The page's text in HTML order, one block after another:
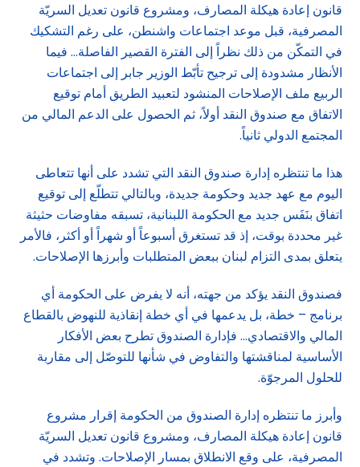
قانون إعادة هيكلة المصارف، ومشروع قانون تعديل السريّة
المصرفية، قبل موعد اجتماعات واشنطن، على رغم التشكيك
في التمكّن من ذلك نظراً إلى الفترة القصير الفاصلة… فيما
الأنظار مشدودة إلى ترجيح تأبّط الوزير جابر إلى اجتماعات
الربيع ملف الإصلاحات المنشود لتعبيد الطريق أمام توقيع
الاتفاق مع صندوق النقد أولاً، ثم الحصول على الدعم المالي من
المجتمع الدولي ثانياً.
هذا ما تنتظره إدارة صندوق النقد التي تشدد على أنها تتعاطى
اليوم مع عهد جديد وحكومة جديدة، وبالتالي تتطلّع إلى توقيع
اتفاق بنَفَس جديد مع الحكومة اللبنانية، تسبقه مفاوضات حثيثة
غير محددة بوقت، إذ قد تستغرق أسبوعاً أو شهراً أو أكثر، فالأمر
يتعلق بمدى التزام لبنان ببعض المتطلبات وأبرزها الإصلاحات.
فصندوق النقد يؤكد من جهته، أنه لا يفرض على الحكومة أي
برنامج – خطة، بل يدعمها في أي خطة إنقاذية للنهوض بالقطاع
المالي والاقتصادي… فإدارة الصندوق تطرح بعض الأفكار
الأساسية لمناقشتها والتفاوض في شأنها للتوصّل إلى مقاربة
للحلول المرجوّة.
وأبرز ما تنتظره إدارة الصندوق من الحكومة إقرار مشروع
قانون إعادة هيكلة المصارف، ومشروع قانون تعديل السريّة
المصرفية، على وقع الانطلاق بمسار الإصلاحات. وتشدد في